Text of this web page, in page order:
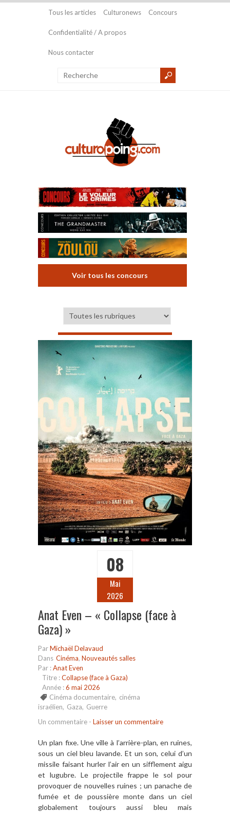
Tous les articles Culturonews Concours
Confidentialité / A propos
Nous contacter
Voir tous les concours
08
Mai
2026
Anat Even – « Collapse (face à
Gaza) »
ParMichaël Delavaud
Dans Cinéma, Nouveautés salles
Par :Anat Even
Titre :Collapse (face à Gaza)
Année :6 mai 2026
Cinéma documentaire, cinéma
israélien, Gaza, Guerre
Un commentaire - Laisser un commentaire
Un plan fixe. Une ville à l’arrière-plan, en ruines,
sous un ciel bleu lavande. Et un son, celui d’un
missile faisant hurler l’air en un sifflement aigu
et lugubre. Le projectile frappe le sol pour
provoquer de nouvelles ruines ; un panache de
fumée et de poussière monte dans un ciel
globalement toujours aussi bleu mais